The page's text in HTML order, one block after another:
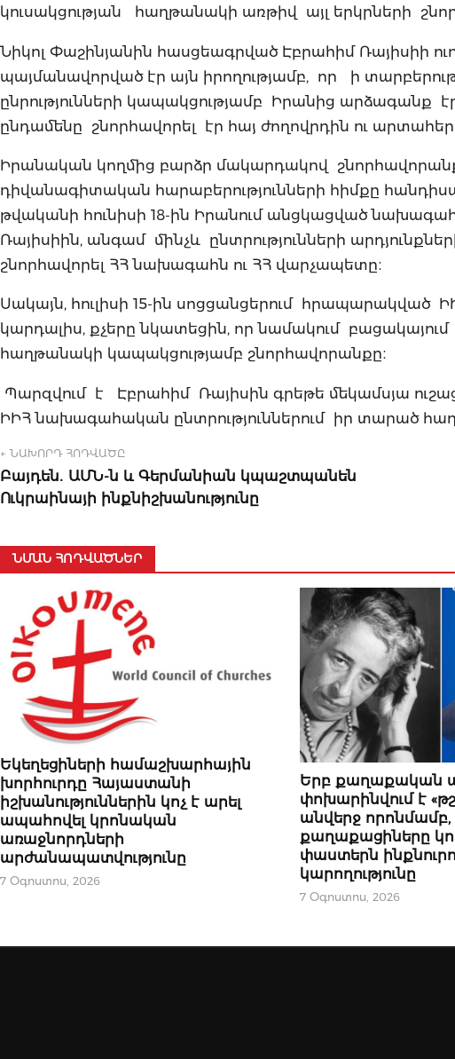
կուսակցության հաղթանակի առթիվ այլ երկրների
Նիկոլ Փաշինյանին հասցեագրված Էբրահիմ Ռայիսիի
պայմանավորված էր այն իրողությամբ, որ ի
ընրությունների կապակցությամբ Իրանից արձագանք
ընդամենը շնորհավորել էր հայ ժողովրդին ու
Իրանական կողմից բարձր մակարդակով
դիվանագիտական հարաբերությունների հիմքը
թվականի հունիսի 18-ին Իրանում անցկացված
Ռայիսիին, անգամ մինչև ընտրությունների
շնորհավորել ՀՀ նախագահն ու ՀՀ վարչապետը։
Սակայն, հուլիսի 15-ին սոցցանցերում հրապարակված
կարդալիս, քչերը նկատեցին, որ նամակում
հաղթանակի կապակցությամբ շնորհավորանքը։
Պարզվում է Էբրահիմ Ռայիսին գրեթե մեկամսյա
ԻԻՀ նախագահական ընտրություններում իր տարած
← ՆԱԽՈՐԴ ՀՈԴՎԱԾԸ
Բայդեն․ ԱՄՆ-ն և Գերմանիան կպաշտպանեն
Ուկրաինայի ինքնիշխանությունը
ՆՄԱՆ ՀՈԴՎԱԾՆԵՐ
ՀՐԱՊԱՐԱԿԱԽՈՍՈՒԹՅՈՒՆ
Եկեղեցիների համաշխարհային
խորհուրդը Հայաստանի
իշխանություններին կոչ է արել
ապահովել կրոնական
առաջնորդների
արժանապատվությունը
7 Օգոստոս, 2026
ՀՐԱՊԱՐԱԿԱԽՈՍՈՒԹՅՈՒՆ
Երբ քաղաքական
փոխարինվում է
անվերջ որոնմամբ,
քաղաքացիները
փաստերն
կարողությունը
7 Օգոստոս, 2026